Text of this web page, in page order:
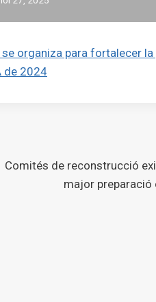
organiza para fortalecer la
de 2024
Comités de reconstrucció
major preparació